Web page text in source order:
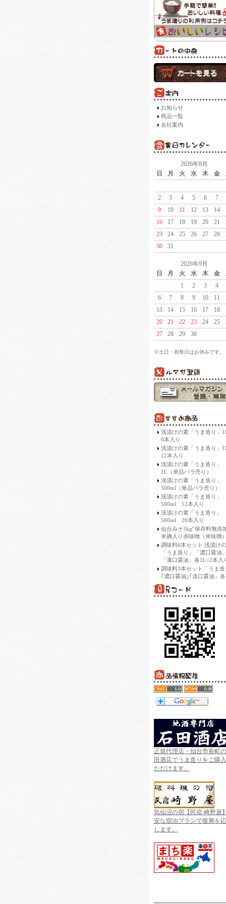
お知らせ
商品一覧
会社案内
2026年8月
日
月 火 水 木 金
2
3 4 5 6 7
9
10 11 12 13 14
16
17 18 19 20 21
23
24 25 26 27 28
30
31
2026年9月
日
月 火 水 木 金
1
2 3 4
6
7 8 9 10 11
13
14 15 16 17 18
20
21 22 23 24 25
27
28 29 30
※土日・祝祭日はお休みです。
浅漬けの素「うま造り」
6本入り
浅漬けの素「うま造り」
12本入り
浅漬けの素「うま造り」
1L（単品バラ売り）
浅漬けの素「うま造り」
500ml（単品バラ売り）
浅漬けの素「うま造り」
500ml 12本入り
浅漬けの素「うま造り」
500ml 20本入り
仙台みそ3kg“保存料無添
米麹入り赤味噌（米味噌
調味料6本セット 浅漬け
「うま造り」「濃口醤油」
「薄口醤油」各1L×2本入
調味料3本セット「うま造
｢濃口醤油｣｢淡口醤油」
正規代理店・仙台市長町
田酒店でうま造りをご購
ただけます。
気仙沼の宿【民宿 崎野屋
安な宿泊プランで復興を
します。